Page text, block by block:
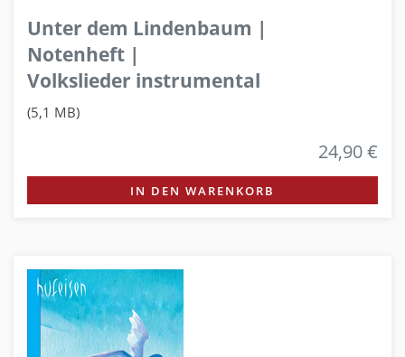
Unter dem Lindenbaum |
Notenheft |
Volkslieder instrumental
(5,1 MB)
24,90 €
IN DEN WARENKORB